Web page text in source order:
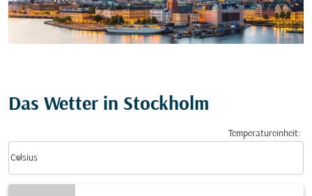
Das Wetter in Stockholm
Temperatureinheit:
Celsius
keyboard_arrow_down